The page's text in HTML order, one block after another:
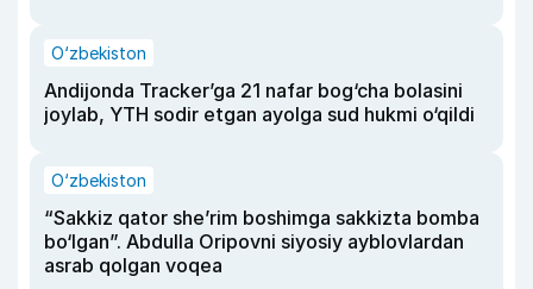
O‘zbekiston
Andijonda Tracker’ga 21 nafar bog‘cha bolasini
joylab, YTH sodir etgan ayolga sud hukmi o‘qildi
O‘zbekiston
“Sakkiz qator she’rim boshimga sakkizta bomba
bo‘lgan”. Abdulla Oripovni siyosiy ayblovlardan
asrab qolgan voqea